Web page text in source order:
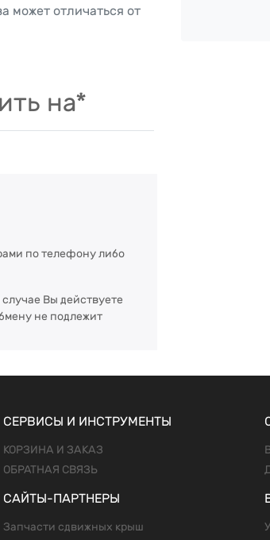
может отличаться от
на*
по телефону либо
Вы действуете
не подлежит
СЕРВИСЫ И ИНСТРУМЕНТЫ
КОРЗИНА И ЗАКАЗ
ОБРАТНАЯ СВЯЗЬ
САЙТЫ-ПАРТНЕРЫ
Запчасти сдвижных крыш